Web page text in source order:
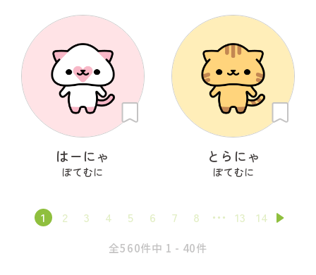
はーにゃ
ぽてむに
とらにゃ
ぽてむに
1 2 3 4 5 6 7 8 13 14
全560件中 1 - 40件